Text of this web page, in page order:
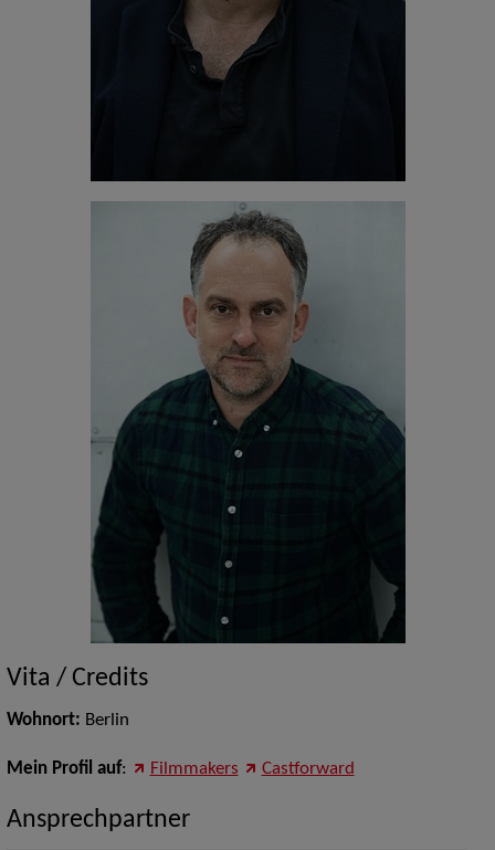
Vita / Credits
Wohnort: Berlin
Mein Profil auf: Filmmakers Castforward
Ansprechpartner